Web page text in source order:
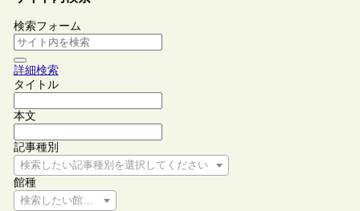
検索フォーム
詳細検索
タイトル
本文
記事種別
検索したい記事種別を選択してください
館種
検索したい館種を選択してください